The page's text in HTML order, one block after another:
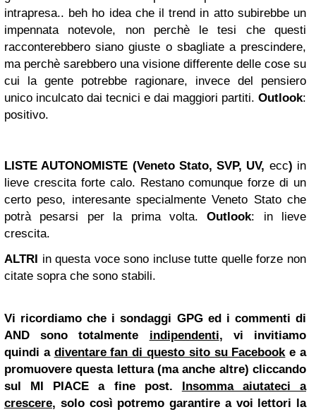
intrapresa.. beh ho idea che il trend in atto subirebbe un
impennata notevole, non perchè le tesi che questi
racconterebbero siano giuste o sbagliate a prescindere,
ma perchè sarebbero una visione differente delle cose su
cui la gente potrebbe ragionare, invece del pensiero
unico inculcato dai tecnici e dai maggiori partiti. Outlook:
positivo.
LISTE AUTONOMISTE (VenetoStato, SVP, UV, ecc) in
lieve crescita forte calo. Restano comunque forze di un
certo peso, interesante specialmente Veneto Stato che
potrà pesarsi per la prima volta.
Outlook: in lieve
crescita.
ALTRI in questa voce sono incluse tutte quelle forze non
citate sopra che sono stabili.
Vi ricordiamo che i sondaggi GPG ed i commenti di
AND sono totalmente indipendenti, vi invitiamo
quindi a diventare fan di questo sito su Facebooke a
promuovere questa lettura (ma anche altre) cliccando
sul MI PIACE a fine post. Insomma aiutateci a
crescere, solo così potremo garantire a voi lettori la